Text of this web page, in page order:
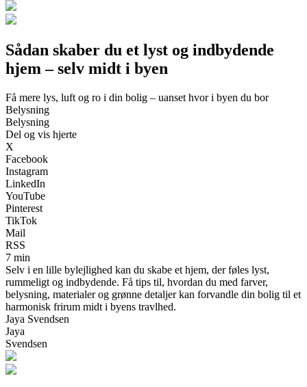
Sådan skaber du et lyst og indbydende
hjem – selv midt i byen
Få mere lys, luft og ro i din bolig – uanset hvor i byen du bor
Belysning
Belysning
Del og vis hjerte
X
Facebook
Instagram
LinkedIn
YouTube
Pinterest
TikTok
Mail
RSS
7 min
Selv i en lille bylejlighed kan du skabe et hjem, der føles lyst,
rummeligt og indbydende. Få tips til, hvordan du med farver,
belysning, materialer og grønne detaljer kan forvandle din bolig til et
harmonisk frirum midt i byens travlhed.
Jaya Svendsen
Jaya
Svendsen